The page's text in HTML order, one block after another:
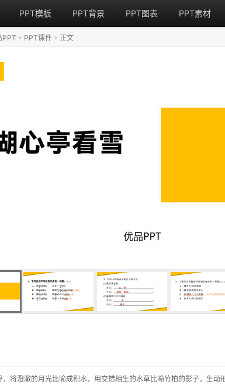
PPT模板 PPT背景 PPT图表 PPT素材
，将澄澈的月光比喻成积水，用交错相生的水草比喻竹柏的影子，生动
PPT > PPT课件 > 正文